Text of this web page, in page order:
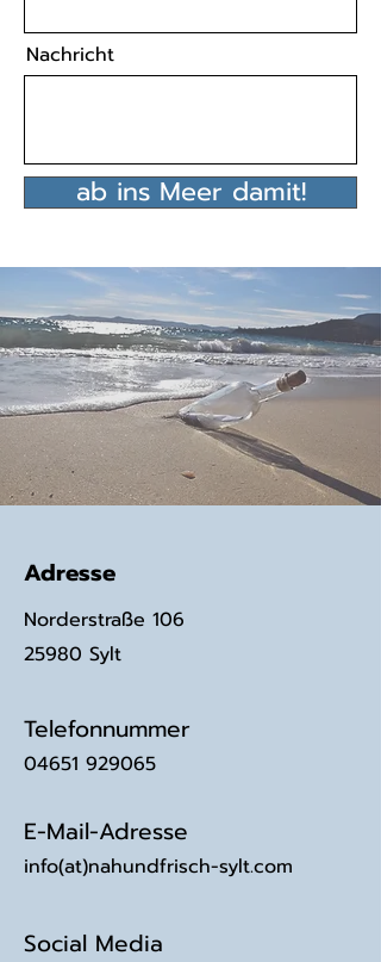
Nachricht
ab ins Meer damit!
Adresse
Norderstraße 106
25980 Sylt
Telefonnummer
04651 929065
E-Mail-Adresse
info(at)nahundfrisch-sylt.com
Social Media